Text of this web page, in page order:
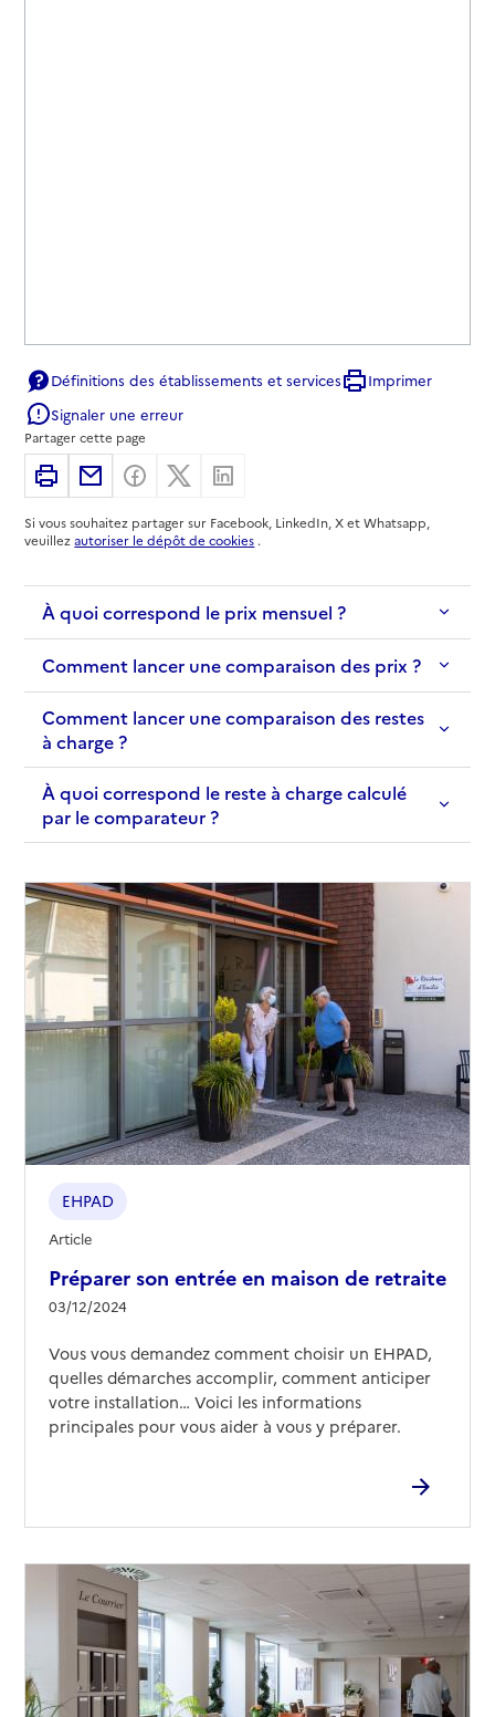
Définitions des établissements et services
Imprimer
Signaler une erreur
Partager cette page
ImprimerPartager par email
Partager sur Facebook
Partager sur X
Si vous souhaitez partager sur Facebook, LinkedIn, X et Whatsapp,
veuillezautoriser le dépôt de cookies .
À quoi correspond le prix mensuel ?
Comment lancer une comparaison des prix ?
Comment lancer une comparaison des restes
à charge ?
À quoi correspond le reste à charge calculé
par le comparateur ?
Préparer son entrée en maison de retraite
03/12/2024
EHPAD
Article
Vous vous demandez comment choisir un EHPAD,
quelles démarches accomplir, comment anticiper
votre installation… Voici les informations
principales pour vous aider à vous y préparer.